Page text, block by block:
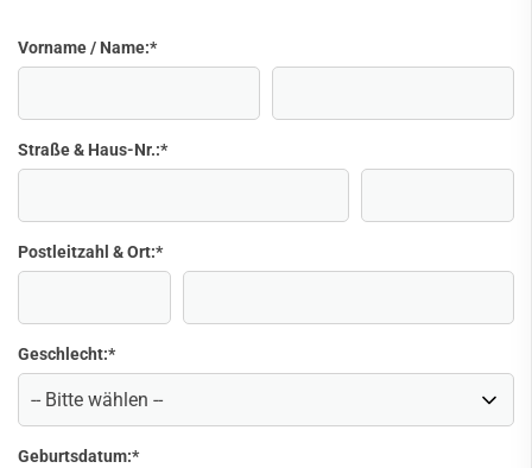
Vorname / Name:*
Straße & Haus-Nr.:*
Postleitzahl & Ort:*
Geschlecht:*
Geburtsdatum:*